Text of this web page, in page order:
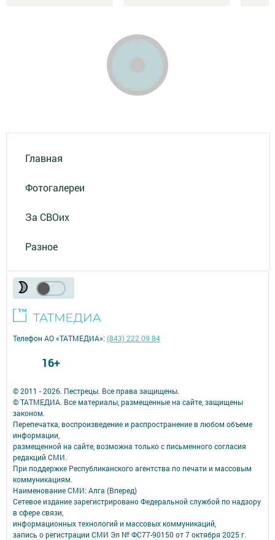
Главная
Фотогалереи
За СВОих
Разное
© 2011 - 2026. Пестрецы. Все права защищены.
© ТАТМЕДИА. Все материалы, размещенные на сайте, защищены
законом.
Перепечатка, воспроизведение и распространение в любом объеме
информации,
размещенной на сайте, возможна только с письменного согласия
редакций СМИ.
При поддержке Республиканского агентства по печати и массовым
коммуникациям.
Наименование СМИ: Алга (Вперед)
Сетевое издание зарегистрировано Федеральной службой по надзору
в сфере связи,
информационных технологий и массовых коммуникаций,
запись о регистрации СМИ Эл № ФС77-90150 от 7 октября 2025 г.
Телефон АО «ТАТМЕДИА»:(843) 222 09 84
16+